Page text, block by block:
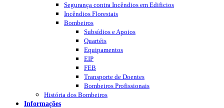
Segurança contra Incêndios em Edificios
Incêndios Florestais
Bombeiros
Subsídios e Apoios
Quartéis
Equipamentos
EIP
FEB
Transporte de Doentes
Bombeiros Profissionais
História dos Bombeiros
Informações